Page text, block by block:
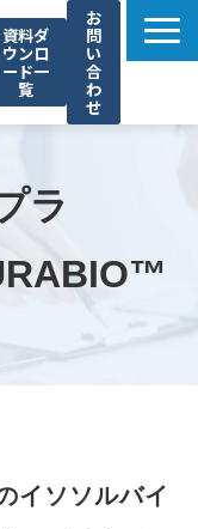
資料ダ
ウンロ
ード一
覧
お
問
い
合
わ
せ
覧
ラ
イソソルバイ